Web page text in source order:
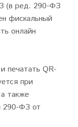
(в ред. 290-ФЗ
фискальный
онлайн
печатать QR-
при
также
290-ФЗ от